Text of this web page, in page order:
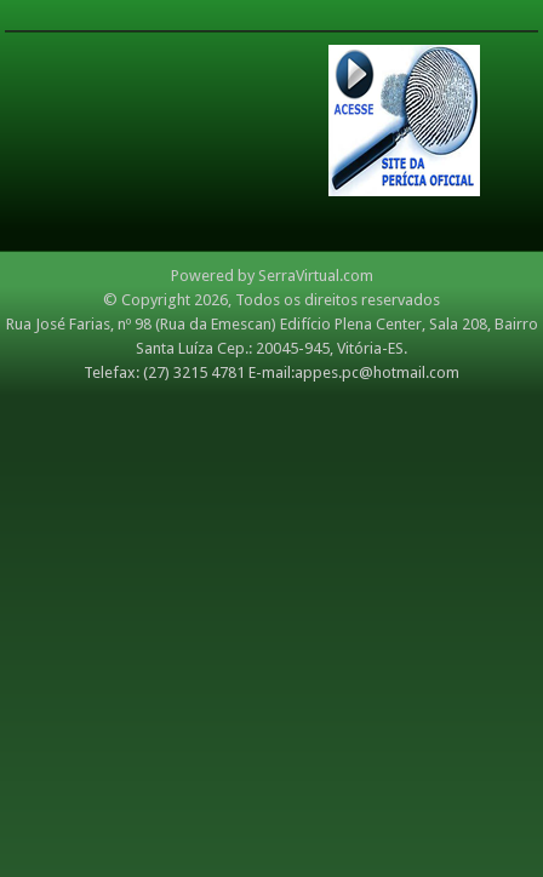
Powered by SerraVirtual.com
© Copyright 2026, Todos os direitos reservados
Rua José Farias, nº 98 (Rua da Emescan) Edifício Plena Center, Sala 208, Bairro
Santa Luíza Cep.: 20045-945, Vitória-ES.
Telefax: (27) 3215 4781 E-mail:appes.pc@hotmail.com